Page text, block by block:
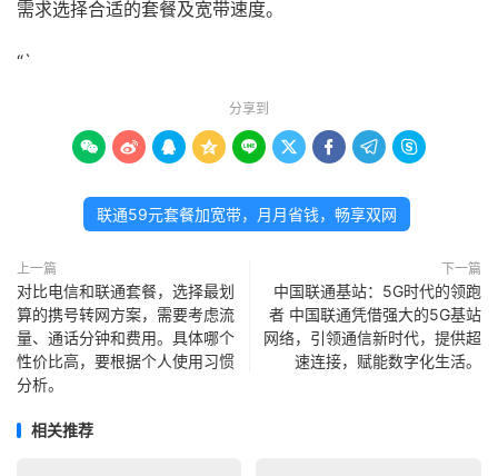
需求选择合适的套餐及宽带速度。
“`
分享到
        
联通59元套餐加宽带，月月省钱，畅享双网
上一篇
对比电信和联通套餐，选择最划
算的携号转网方案，需要考虑流
量、通话分钟和费用。具体哪个
性价比高，要根据个人使用习惯
分析。
下一篇
中国联通基站：5G时代的领跑
者 中国联通凭借强大的5G基站
网络，引领通信新时代，提供超
速连接，赋能数字化生活。
相关推荐